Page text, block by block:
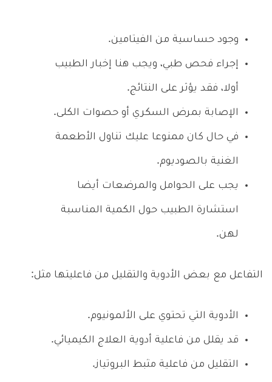
وجود حساسية من الفيتامين.
إجراء فحص طبي، ويجب هنا إخبار الطبيب
أولا، فقد يؤثر على النتائج.
الإصابة بمرض السكري أو حصوات الكلى.
في حال كان ممنوعا عليك تناول الأطعمة
الغنية بالصوديوم.
يجب على الحوامل والمرضعات أيضا
استشارة الطبيب حول الكمية المناسبة
لهن.
التفاعل مع بعض الأدوية والتقليل من فاعليتها مثل:
الأدوية التي تحتوي على الألمونيوم.
قد يقلل من فاعلية أدوية العلاج الكيميائي.
التقليل من فاعلية مثبط البروتياز.